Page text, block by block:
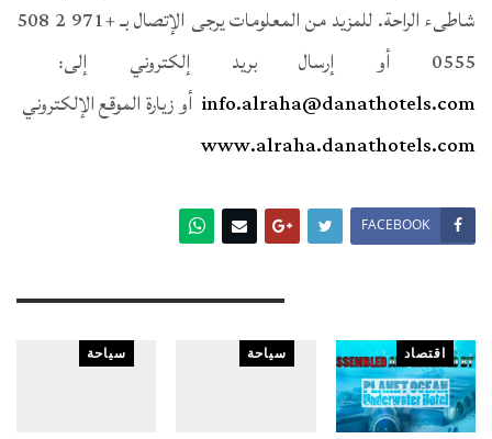
شاطىء الراحة. للمزيد من المعلومات يرجى الإتصال بـ +971 2 508
0555 أو إرسال بريد إلكتروني إلى:
info.alraha@danathotels.comأو زيارة الموقع الإلكتروني
www.alraha.danathotels.com
FACEBOOK
اقتصاد سياحة سياحة